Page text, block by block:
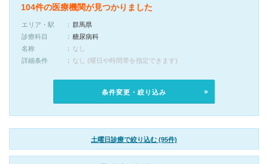
104件の医療機関が見つかりました
エリア・駅
群馬県
診療科目
糖尿病科
名称
なし
詳細条件
なし (曜日や時間帯を指定できます)
条件変更・絞り込み
土曜日診療で絞り込む (95件)